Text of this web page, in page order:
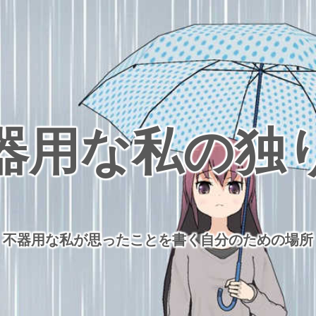
用な私の独
不器用な私が思ったことを書く自分のための場所